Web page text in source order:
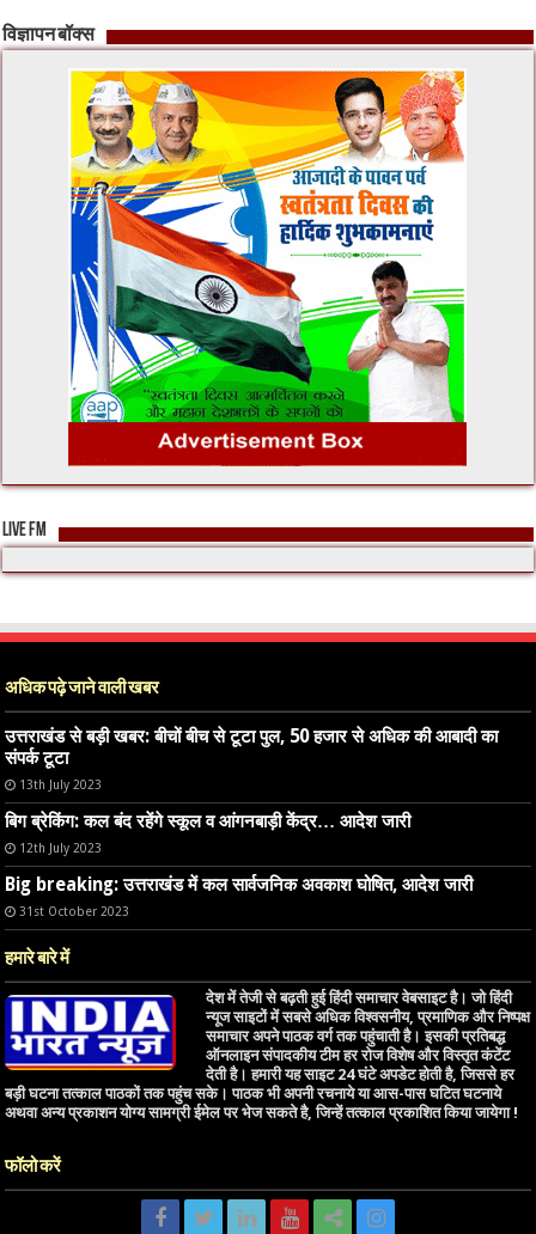
विज्ञापन बॉक्स
LIVE FM
अधिक पढ़े जाने वाली खबर
उत्तराखंड से बड़ी खबर: बीचों बीच से टूटा पुल, 50 हजार से अधिक की आबादी का
संपर्क टूटा
13th July 2023
बिग ब्रेकिंग: कल बंद रहेंगे स्कूल व आंगनबाड़ी केंद्र… आदेश जारी
12th July 2023
Big breaking: उत्तराखंड में कल सार्वजनिक अवकाश घोषित, आदेश जारी
31st October 2023
हमारे बारे में
देश में तेजी से बढ़ती हुई हिंदी समाचार वेबसाइट है। जो हिंदी
न्यूज साइटों में सबसे अधिक विश्वसनीय, प्रमाणिक और निष्पक्ष
समाचार अपने पाठक वर्ग तक पहुंचाती है। इसकी प्रतिबद्ध
ऑनलाइन संपादकीय टीम हर रोज विशेष और विस्तृत कंटेंट
देती है। हमारी यह साइट 24 घंटे अपडेट होती है, जिससे हर
बड़ी घटना तत्काल पाठकों तक पहुंच सके। पाठक भी अपनी रचनाये या आस-पास घटित घटनाये
अथवा अन्य प्रकाशन योग्य सामग्री ईमेल पर भेज सकते है, जिन्हें तत्काल प्रकाशित किया जायेगा !
फॉलो करें